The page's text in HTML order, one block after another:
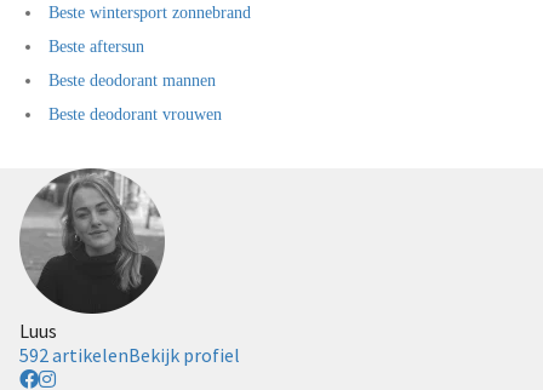
Beste wintersport zonnebrand
Beste aftersun
Beste deodorant mannen
Beste deodorant vrouwen
Luus
592 artikelenBekijk profiel